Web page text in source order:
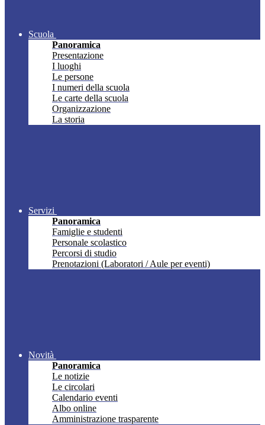
Scuola
Panoramica
Presentazione
I luoghi
Le persone
I numeri della scuola
Le carte della scuola
Organizzazione
La storia
Servizi
Panoramica
Famiglie e studenti
Personale scolastico
Percorsi di studio
Prenotazioni (Laboratori / Aule per eventi)
Novità
Panoramica
Le notizie
Le circolari
Calendario eventi
Albo online
Amministrazione trasparente